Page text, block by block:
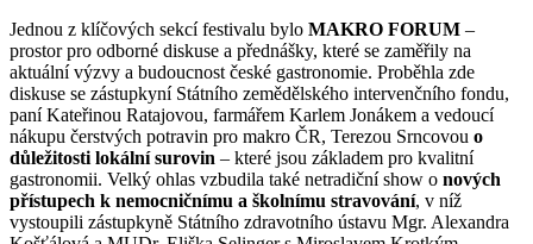
Jednou z klíčových sekcí festivalu bylo MAKRO FORUM –
prostor pro odborné diskuse a přednášky, které se zaměřily na
aktuální výzvy a budoucnost české gastronomie. Proběhla zde
diskuse se zástupkyní Státního zemědělského intervenčního fondu,
paní Kateřinou Ratajovou, farmářem Karlem Jonákem a vedoucí
nákupu čerstvých potravin pro makro ČR, Terezou Srncovou o
důležitosti lokální surovin – které jsou základem pro kvalitní
gastronomii. Velký ohlas vzbudila také netradiční show o nových
přístupech k nemocničnímu a školnímu stravování, v níž
vystoupili zástupkyně Státního zdravotního ústavu Mgr. Alexandra